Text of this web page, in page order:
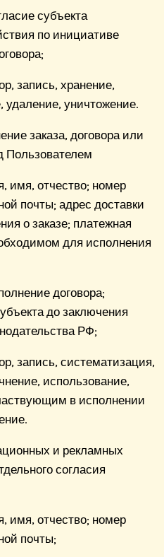
субъекта
по инициативе
запись, хранение,
удаление, уничтожение.
заказа, договора или
Пользователем
имя, отчество; номер
почты; адрес доставки
о заказе; платежная
для исполнения
договора;
до заключения
РФ;
запись, систематизация,
использование,
в исполнении
и рекламных
согласия
имя, отчество; номер
почты;